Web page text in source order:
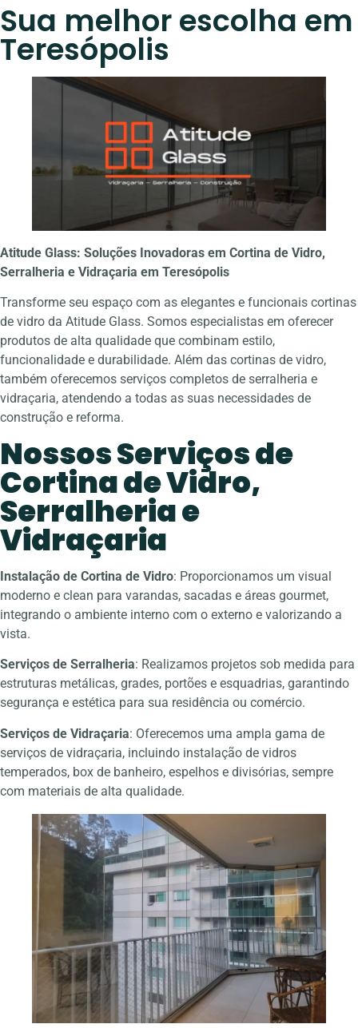
Sua melhor escolha em
Teresópolis
Atitude Glass: Soluções Inovadoras em Cortina de Vidro,
Serralheria e Vidraçaria em Teresópolis
Transforme seu espaço com as elegantes e funcionais cortinas
de vidro da Atitude Glass. Somos especialistas em oferecer
produtos de alta qualidade que combinam estilo,
funcionalidade e durabilidade. Além das cortinas de vidro,
também oferecemos serviços completos de serralheria e
vidraçaria, atendendo a todas as suas necessidades de
construção e reforma.
Nossos Serviços de
Cortina de Vidro,
Serralheria e
Vidraçaria
Instalação de Cortina de Vidro: Proporcionamos um visual
moderno e clean para varandas, sacadas e áreas gourmet,
integrando o ambiente interno com o externo e valorizando a
vista.
Serviços de Serralheria: Realizamos projetos sob medida para
estruturas metálicas, grades, portões e esquadrias, garantindo
segurança e estética para sua residência ou comércio.
Serviços de Vidraçaria: Oferecemos uma ampla gama de
serviços de vidraçaria, incluindo instalação de vidros
temperados, box de banheiro, espelhos e divisórias, sempre
com materiais de alta qualidade.